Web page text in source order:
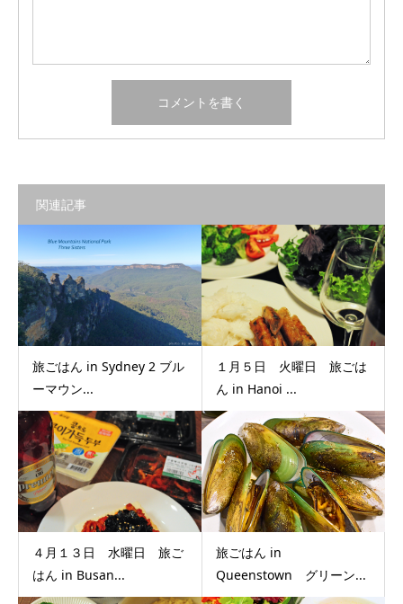
関連記事
旅ごはん in Sydney 2 ブル
ーマウン...
１月５日 火曜日 旅ごは
ん in Hanoi ...
４月１３日 水曜日 旅ご
はん in Busan...
旅ごはん in
Queenstown グリーン...